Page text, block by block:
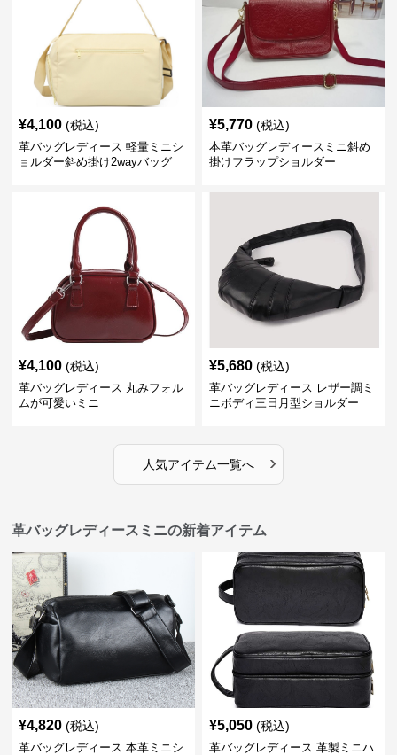
¥4,100 (税込)
革バッグレディース 軽量ミニシ
ョルダー斜め掛け2wayバッグ
¥5,770 (税込)
本革バッグレディースミニ斜め
掛けフラップショルダー
¥4,100 (税込)
革バッグレディース 丸みフォル
ムが可愛いミニ
¥5,680 (税込)
革バッグレディース レザー調ミ
ニボディ三日月型ショルダー
人気アイテム一覧へ ›
革バッグレディースミニの新着アイテム
¥4,820 (税込)
革バッグレディース 本革ミニシ
¥5,050 (税込)
革バッグレディース 革製ミニハ